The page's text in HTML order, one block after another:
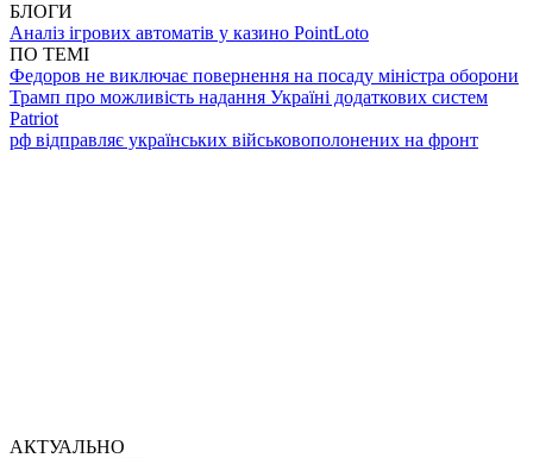
БЛОГИ
Аналіз ігрових автоматів у казино PointLoto
ПО ТЕМІ
Федоров не виключає повернення на посаду міністра оборони
Трамп про можливість надання Україні додаткових систем
Patriot
рф відправляє українських військовополонених на фронт
АКТУАЛЬНО